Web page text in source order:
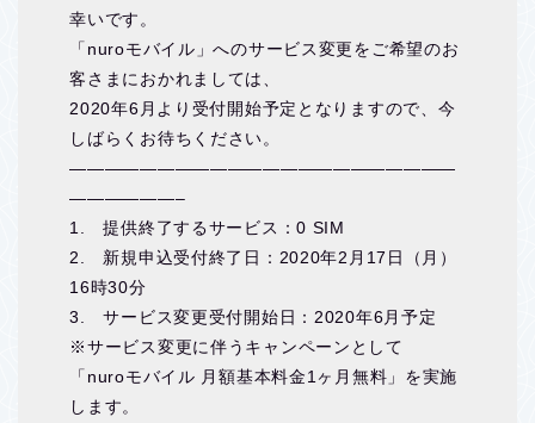
幸いです。
「nuroモバイル」へのサービス変更をご希望のお
客さまにおかれましては、
2020年6月より受付開始予定となりますので、今
しばらくお待ちください。
——————————————————————
——————–
1. 提供終了するサービス：0 SIM
2. 新規申込受付終了日：2020年2月17日（月）
16時30分
3. サービス変更受付開始日：2020年6月予定
※サービス変更に伴うキャンペーンとして
「nuroモバイル 月額基本料金1ヶ月無料」を実施
します。